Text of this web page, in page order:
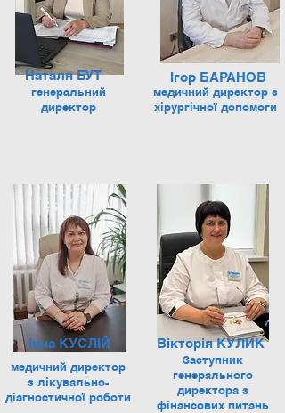
Наталя БУТ
генеральний
директор
Ігор БАРАНОВ
медичний директор з
хірургічної допомоги
Інна КУСЛІЙ
медичний директор
з лікувально-
діагностичної роботи
Вікторія КУЛИК
Заступник
генерального
директора з
фінансових питань